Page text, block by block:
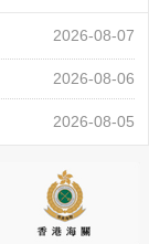
2026-08-07
2026-08-06
2026-08-05